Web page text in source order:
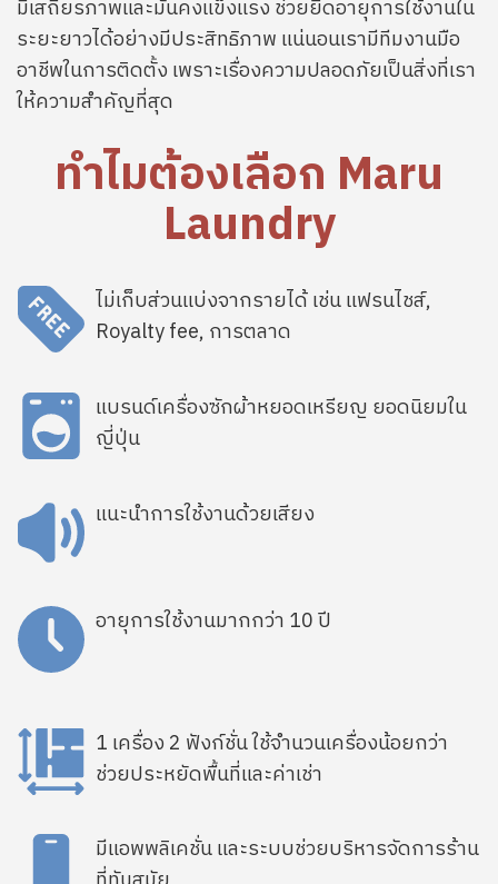
มีเสถียรภาพและมั่นคงแข็งแรง ช่วยยืดอายุการใช้งานใน
ระยะยาวได้อย่างมีประสิทธิภาพ แน่นอนเรามีทีมงานมือ
อาชีพในการติดตั้ง เพราะเรื่องความปลอดภัยเป็นสิ่งที่เรา
ให้ความสำคัญที่สุด
ทำไมต้องเลือก Maru
Laundry
SVG
ไม่เก็บส่วนแบ่งจากรายได้ เช่น แฟรนไชส์,
Royalty fee, การตลาด
SVG
แบรนด์เครื่องซักผ้าหยอดเหรียญ ยอดนิยมใน
ญี่ปุ่น
SVG แนะนำการใช้งานด้วยเสียง
SVG อายุการใช้งานมากกว่า 10 ปี
SVG
1 เครื่อง 2 ฟังก์ชั่น ใช้จำนวนเครื่องน้อยกว่า
ช่วยประหยัดพื้นที่และค่าเช่า
SVG
มีแอพพลิเคชั่น และระบบช่วยบริหารจัดการร้าน